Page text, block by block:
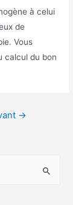
à celui
de
Vous
calcul du bon
→